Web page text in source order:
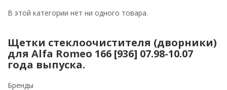
В этой категории нет ни одного товара.
Щетки стеклоочистителя (дворники)
для Alfa Romeo 166 [936] 07.98-10.07
года выпуска.
Бренды